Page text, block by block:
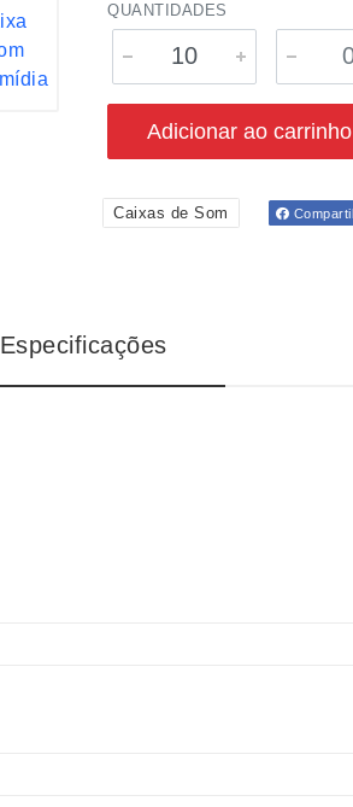
QUANTIDADES
Adicionar ao carrinho
Caixas de Som
Especificações